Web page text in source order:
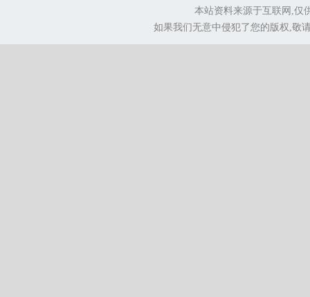
本站资料来源于互联网,仅
如果我们无意中侵犯了您的版权,敬